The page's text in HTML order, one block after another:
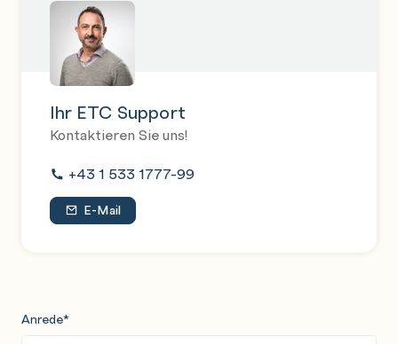
Ihr ETC Support
Kontaktieren Sie uns!
+43 1 533 1777-99
E-Mail
Anrede*